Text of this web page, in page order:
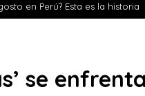
en Perú? Esta es la historia
se